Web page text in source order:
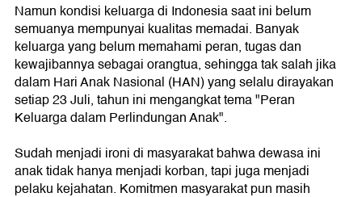
Namun kondisi keluarga di Indonesia saat ini belum
semuanya mempunyai kualitas memadai. Banyak
keluarga yang belum memahami peran, tugas dan
kewajibannya sebagai orangtua, sehingga tak salah jika
dalam Hari Anak Nasional (HAN) yang selalu dirayakan
setiap 23 Juli, tahun ini mengangkat tema "Peran
Keluarga dalam Perlindungan Anak".
Sudah menjadi ironi di masyarakat bahwa dewasa ini
anak tidak hanya menjadi korban, tapi juga menjadi
pelaku kejahatan. Komitmen masyarakat pun masih